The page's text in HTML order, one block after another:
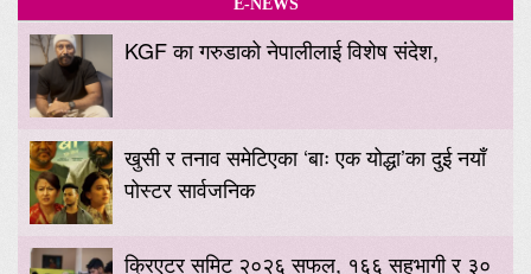
E-NEWS
KGF का गरुडाको नेपालीलाई विशेष संदेश,
खुसी र तनाव समेटिएका ‘बाः एक योद्धा’का दुई नयाँ
पोस्टर सार्वजनिक
क्रिएटर समिट २०२६ सफल, १६६ सहभागी र ३०